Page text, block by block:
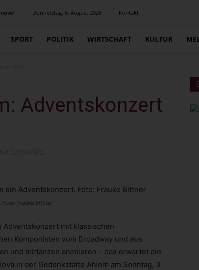
Donnerstag, 6. August 2026 Kontakt
SPORT POLITIK WIRTSCHAFT KULTUR
Adventskonzert
Frauke Bittner
Adventskonzert mit klassischen
Komponisten vom Broadway und aus
und mittanzen animieren – das erwartet die
in der Gedenkstätte Ahlem am Sonntag, 3.